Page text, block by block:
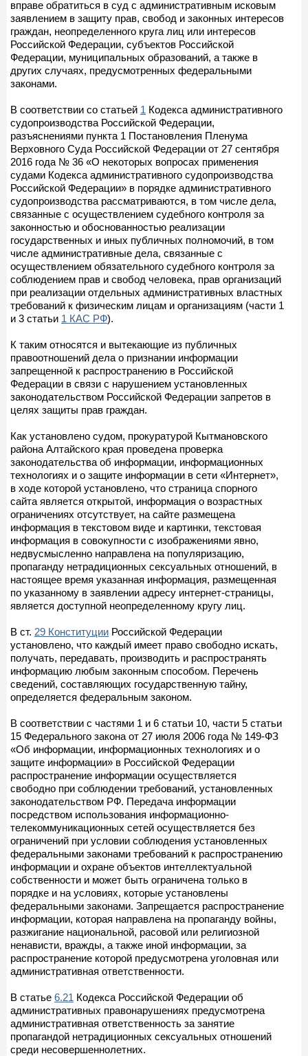
вправе обратиться в суд с административным исковым
заявлением в защиту прав, свобод и законных интересов
граждан, неопределенного круга лиц или интересов
Российской Федерации, субъектов Российской
Федерации, муниципальных образований, а также в
других случаях, предусмотренных федеральными
законами.
В соответствии со статьей 1 Кодекса административного
судопроизводства Российской Федерации,
разъяснениями пункта 1 Постановления Пленума
Верховного Суда Российской Федерации от 27 сентября
2016 года № 36 «О некоторых вопросах применения
судами Кодекса административного судопроизводства
Российской Федерации» в порядке административного
судопроизводства рассматриваются, в том числе дела,
связанные с осуществлением судебного контроля за
законностью и обоснованностью реализации
государственных и иных публичных полномочий, в том
числе административные дела, связанные с
осуществлением обязательного судебного контроля за
соблюдением прав и свобод человека, прав организаций
при реализации отдельных административных властных
требований к физическим лицам и организациям (части 1
и 3 статьи 1 КАС РФ).
К таким относятся и вытекающие из публичных
правоотношений дела о признании информации
запрещенной к распространению в Российской
Федерации в связи с нарушением установленных
законодательством Российской Федерации запретов в
целях защиты прав граждан.
Как установлено судом, прокуратурой Кытмановского
района Алтайского края проведена проверка
законодательства об информации, информационных
технологиях и о защите информации в сети «Интернет»,
в ходе которой установлено, что страница спорного
сайта является открытой, информация о возрастных
ограничениях отсутствует, на сайте размещена
информация в текстовом виде и картинки, текстовая
информация в совокупности с изображениями явно,
недвусмысленно направлена на популяризацию,
пропаганду нетрадиционных сексуальных отношений, в
настоящее время указанная информация, размещенная
по указанному в заявлении адресу интернет-страницы,
является доступной неопределенному кругу лиц.
В ст. 29 Конституции Российской Федерации
установлено, что каждый имеет право свободно искать,
получать, передавать, производить и распространять
информацию любым законным способом. Перечень
сведений, составляющих государственную тайну,
определяется федеральным законом.
В соответствии с частями 1 и 6 статьи 10, части 5 статьи
15 Федерального закона от 27 июля 2006 года № 149-ФЗ
«Об информации, информационных технологиях и о
защите информации» в Российской Федерации
распространение информации осуществляется
свободно при соблюдении требований, установленных
законодательством РФ. Передача информации
посредством использования информационно-
телекоммуникационных сетей осуществляется без
ограничений при условии соблюдения установленных
федеральными законами требований к распространению
информации и охране объектов интеллектуальной
собственности и может быть ограничена только в
порядке и на условиях, которые установлены
федеральными законами. Запрещается распространение
информации, которая направлена на пропаганду войны,
разжигание национальной, расовой или религиозной
ненависти, вражды, а также иной информации, за
распространение которой предусмотрена уголовная или
административная ответственности.
В статье 6.21 Кодекса Российской Федерации об
административных правонарушениях предусмотрена
административная ответственность за занятие
пропагандой нетрадиционных сексуальных отношений
среди несовершеннолетних.